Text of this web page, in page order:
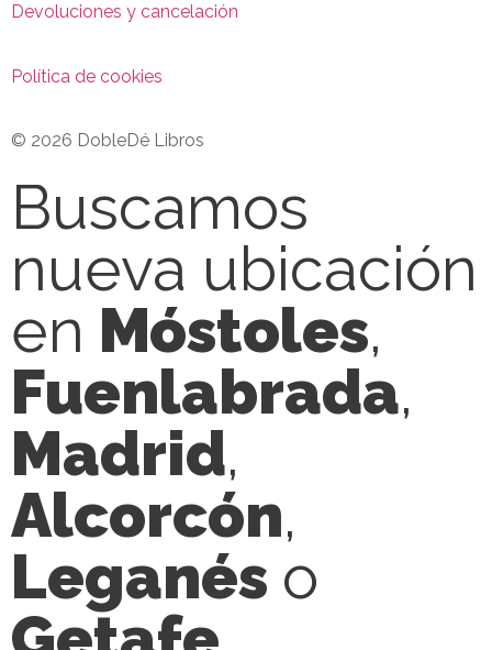
Devoluciones y cancelación
Política de cookies
© 2026 DobleDé Libros
Buscamos
nueva ubicación
en Móstoles,
Fuenlabrada,
Madrid,
Alcorcón,
Leganés o